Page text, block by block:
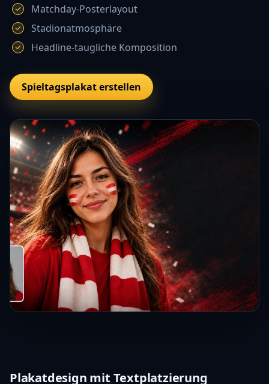
Matchday-Posterlayout
Stadionatmosphäre
Headline-taugliche Komposition
Spieltagsplakat erstellen
Plakatdesign mit Textplatzierung